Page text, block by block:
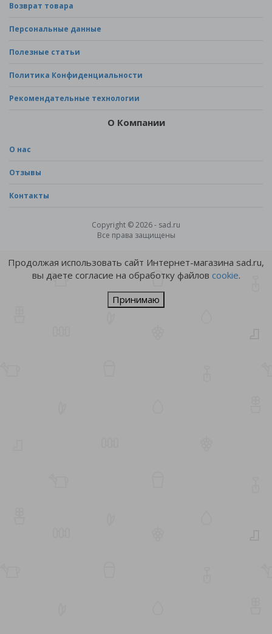
Возврат товара
Персональные данные
Полезные статьи
Политика Конфиденциальности
Рекомендательные технологии
О Компании
О нас
Отзывы
Контакты
Copyright © 2026 - sad.ru
Все права защищены
Продолжая использовать сайт Интернет-магазина sad.ru,
вы даете согласие на обработку файлов cookie.
Принимаю